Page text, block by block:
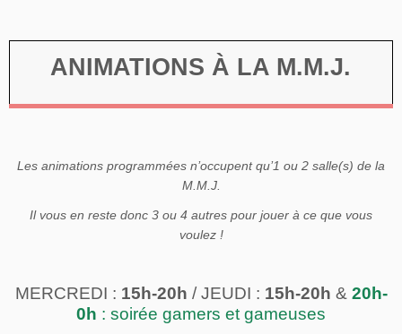
ANIMATIONS À LA M.M.J.
Les animations programmées n’occupent qu’1 ou 2 salle(s) de la
M.M.J.
Il vous en reste donc 3 ou 4 autres pour jouer à ce que vous
voulez !
MERCREDI : 15h-20h / JEUDI : 15h-20h & 20h-
0h : soirée gamers etgameuses